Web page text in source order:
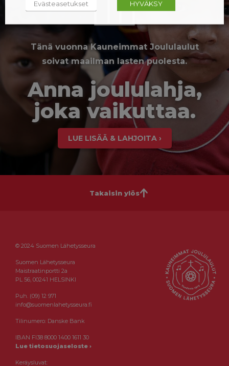
Tänä vuonna Kauneimmat Joululaulut
soivat maailman lasten puolesta.
Anna joululahja,
joka vaikuttaa.
LUE LISÄÄ & LAHJOITA ›
Takaisin ylös
© 2024 Suomen Lähetysseura
Suomen Lähetysseura
Maistraatinportti 2a
PL 56, 00241 HELSINKI
Puh. (09) 12 971
info@suomenlahetysseura.fi
Tilinumero: Danske Bank
IBAN FI38 8000 1400 1611 30
Lue tietosuojaseloste ›
Keräysluvat:
Evästeasetukset HYVÄKSY